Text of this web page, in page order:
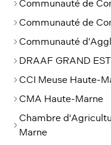
Communauté de
Communauté de
Communauté
DRAAF GRAND EST
CCI Meuse Haute-
CMA Haute-Marne
Chambre
Marne